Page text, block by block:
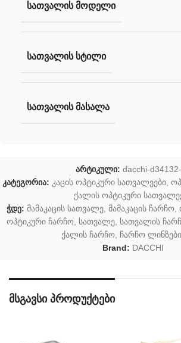
ᲡᲐᲗᲕᲐᲚᲘᲡ ᲛᲝᲓᲔᲚᲘ
ᲡᲐᲗᲕᲐᲚᲘᲡ ᲡᲢᲘᲚᲘ
ᲡᲐᲗᲕᲐᲚᲘᲡ ᲛᲐᲡᲐᲚᲐ
არტიკული:dacchi-
კატეგორია: კაცის ოპტიკური სათვალეები,
ქალის ოპტიკური
ჭდე: მამაკაცის სათვალე, მამაკაცის ჩარჩო,
ოპტიკური ჩარჩო, სათვალე, სათვალის
ქალის ჩარჩო, ჩარჩო
Brand: DACCHI
მსგავსი პროდუქტები